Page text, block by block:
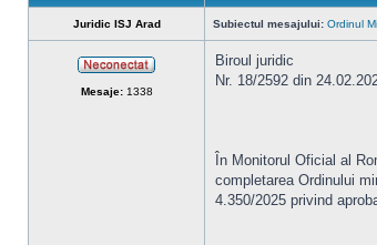
Juridic ISJ Arad Subiectul mesajului: Ordinul
Mesaje:1338
Biroul juridic
Nr. 18/2592 din
În Monitorul Oficial al
completarea Ordinului
4.350/2025 privind